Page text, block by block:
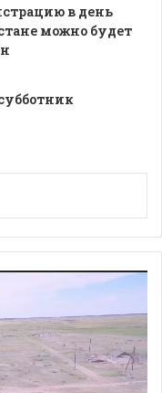
в день
можно будет